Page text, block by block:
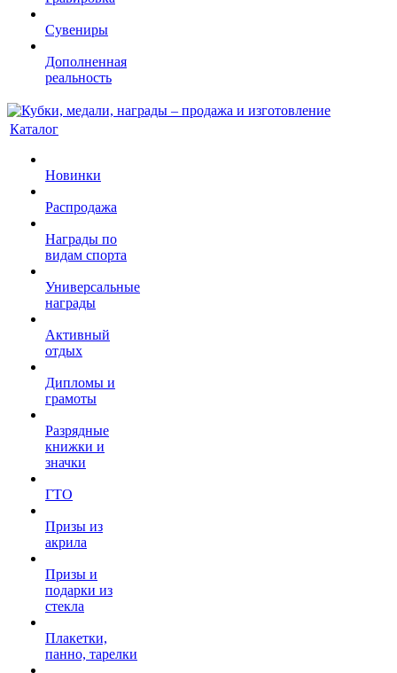
Сувениры
Дополненная
реальность
Каталог
Новинки
Распродажа
Награды по
видам спорта
Универсальные
награды
Активный
отдых
Дипломы и
грамоты
Разрядные
книжки и
значки
ГТО
Призы из
акрила
Призы и
подарки из
стекла
Плакетки,
панно, тарелки